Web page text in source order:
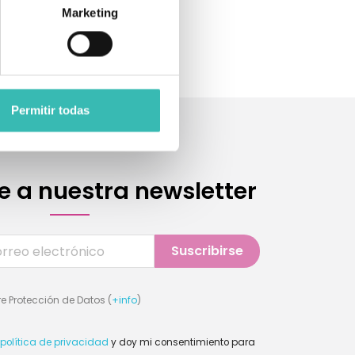
Marketing
Permitir todas
a nuestra newsletter
Protección de Datos (+info)
política de privacidad y doy mi consentimiento para